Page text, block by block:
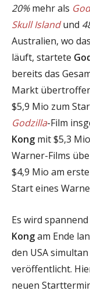
20%mehr als
Skull Islandund
Australien, wo
läuft, startete
bereits das
Markt
$5,9 Mio zum
Godzilla-Film
Kong mit $5,3
Warner-Films
$4,9 Mio am
Start eines
Es wird
Kongam Ende
den USA
veröffentlicht.
neuen